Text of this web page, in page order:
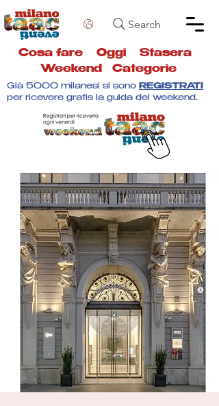
Search
Cosa fare Oggi Stasera
Weekend
Categorie
Già 5000 milanesi si sono REGISTRATI
per ricevere gratis la guida del weekend.